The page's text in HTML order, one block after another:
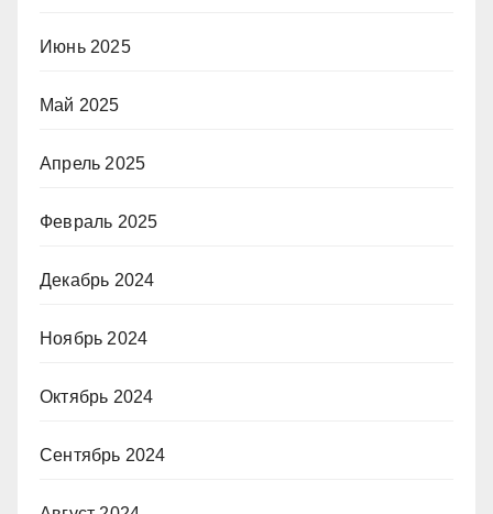
Июнь 2025
Май 2025
Апрель 2025
Февраль 2025
Декабрь 2024
Ноябрь 2024
Октябрь 2024
Сентябрь 2024